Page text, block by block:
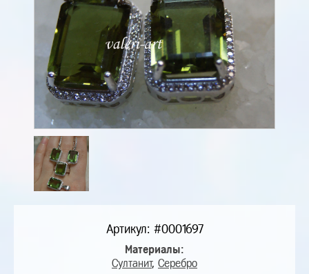
Артикул: #0001697
Материалы:
Султанит, Серебро